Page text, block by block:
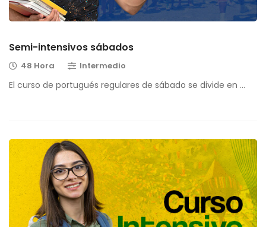
Semi-intensivos sábados
48 Hora Intermedio
El curso de portugués regulares de sábado se divide en …